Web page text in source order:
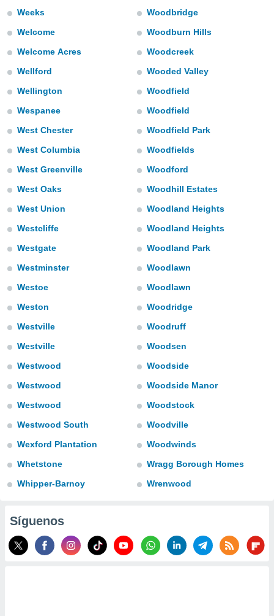
Puedes
web a
similares
como
IP
de
en
interés
Para
u
momento
en
un
Weeks
Welcome
Welcome Acres
Wellford
Wellington
Wespanee
West Chester
West Columbia
West Greenville
West Oaks
West Union
Westcliffe
Westgate
Westminster
Westoe
Weston
Westville
Westville
Westwood
Westwood
Westwood
Westwood South
Wexford Plantation
Whetstone
Whipper-Barnoy
Woodbridge
Woodburn Hills
Woodcreek
Wooded Valley
Woodfield
Woodfield
Woodfield Park
Woodfields
Woodford
Woodhill Estates
Woodland Heights
Woodland Heights
Woodland Park
Woodlawn
Woodlawn
Woodridge
Woodruff
Woodsen
Woodside
Woodside Manor
Woodstock
Woodville
Woodwinds
Wragg Borough Homes
Wrenwood
Síguenos